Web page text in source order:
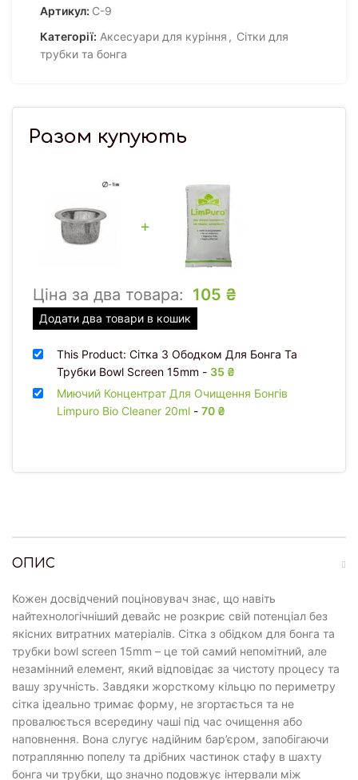
Артикул: С-9
Категорії: Аксесуари для куріння , Сітки для
трубки та бонга
ОПИС
Кожен досвідчений поціновувач знає, що навіть
найтехнологічніший девайс не розкриє свій потенціал без
якісних витратних матеріалів. Сітка з обідком для бонга та
трубки bowl screen 15mm – це той самий непомітний, але
незамінний елемент, який відповідає за чистоту процесу та
вашу зручність. Завдяки жорсткому кільцю по периметру
сітка ідеально тримає форму, не згортається та не
провалюється всередину чаші під час очищення або
наповнення. Вона слугує надійним бар’єром, запобігаючи
потраплянню попелу та дрібних частинок стафу в шахту
бонга чи трубки, що значно подовжує інтервали між
Разом купують
+
Ціна за два товара: 105 ₴
Додати два товари в кошик
This Product: Сітка З Ободком Для Бонга Та
Трубки Bowl Screen 15mm - 35 ₴
Миючий Концентрат Для Очищення Бонгів
Limpuro Bio Cleaner 20ml - 70 ₴